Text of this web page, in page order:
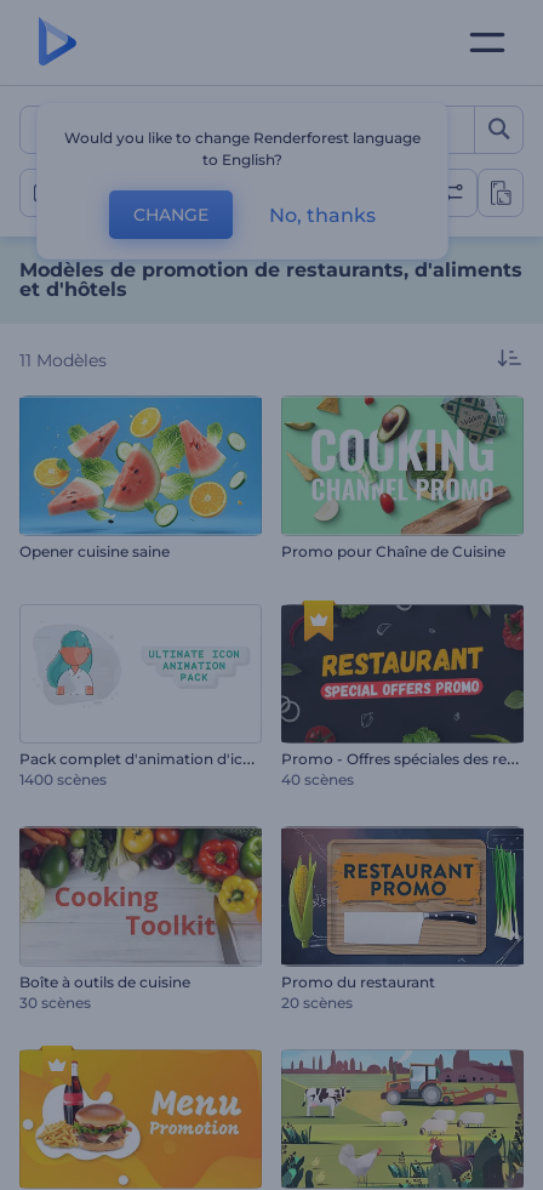
Modèles de promotion
Vidéo sur la restauration et l'hôtellerie
Modèles de promotion de restaurants, d'aliments
et d'hôtels
11 Modèles
Opener cuisine saine Promo pour Chaîne de Cuisine
P
ack complet d'animation d'icônes
1400 scènes
P
romo - Offres spéciales des restaurants
40 scènes
Boîte à outils de cuisine
30 scènes
Promo du restaurant
20 scènes
Would you like to change Renderforest language
to English?
CHANGE No, thanks